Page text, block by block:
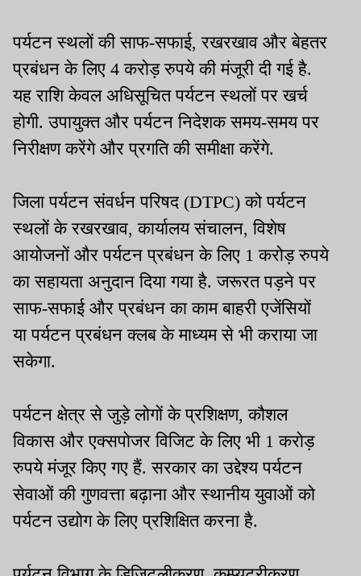
पर्यटन स्थलों की साफ-सफाई, रखरखाव और बेहतर
प्रबंधन के लिए 4 करोड़ रुपये की मंजूरी दी गई है.
यह राशि केवल अधिसूचित पर्यटन स्थलों पर खर्च
होगी. उपायुक्त और पर्यटन निदेशक समय-समय पर
निरीक्षण करेंगे और प्रगति की समीक्षा करेंगे.
जिला पर्यटन संवर्धन परिषद (DTPC) को पर्यटन
स्थलों के रखरखाव, कार्यालय संचालन, विशेष
आयोजनों और पर्यटन प्रबंधन के लिए 1 करोड़ रुपये
का सहायता अनुदान दिया गया है. जरूरत पड़ने पर
साफ-सफाई और प्रबंधन का काम बाहरी एजेंसियों
या पर्यटन प्रबंधन क्लब के माध्यम से भी कराया जा
सकेगा.
पर्यटन क्षेत्र से जुड़े लोगों के प्रशिक्षण, कौशल
विकास और एक्सपोजर विजिट के लिए भी 1 करोड़
रुपये मंजूर किए गए हैं. सरकार का उद्देश्य पर्यटन
सेवाओं की गुणवत्ता बढ़ाना और स्थानीय युवाओं को
पर्यटन उद्योग के लिए प्रशिक्षित करना है.